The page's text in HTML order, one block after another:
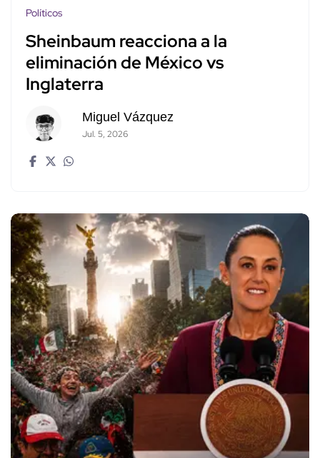
Políticos
Sheinbaum reacciona a la
eliminación de México vs
Inglaterra
Miguel Vázquez
Jul. 5, 2026